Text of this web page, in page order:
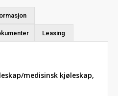
Leasing
medisinsk kjøleskap,